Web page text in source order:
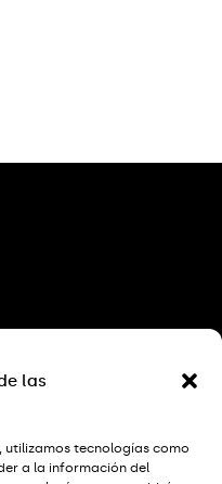
las
utilizamos tecnologías como
a la información del